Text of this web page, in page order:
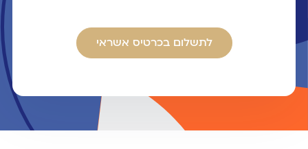
לתשלום בכרטיס אשראי